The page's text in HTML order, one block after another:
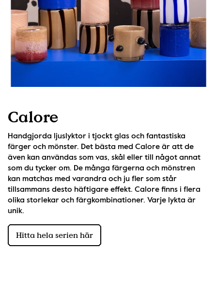
Calore
Handgjorda ljuslyktor i tjockt glas och fantastiska
färger och mönster. Det bästa med Calore är att de
även kan användas som vas, skål eller till något annat
som du tycker om. De många färgerna och mönstren
kan matchas med varandra och ju fler som står
tillsammans desto häftigare effekt. Calore finns i flera
olika storlekar och färgkombinationer. Varje lykta är
unik.
Hitta hela serien här